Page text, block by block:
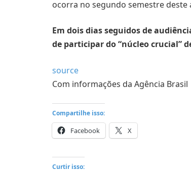
ocorra no segundo semestre deste
Em dois dias seguidos de
de participar do “núcleo crucial”
source
Com informações da Agência Brasil
Compartilhe isso:
Facebook X
Curtir isso: